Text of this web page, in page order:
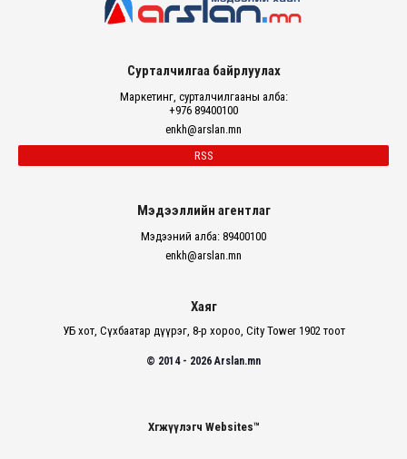
Сурталчилгаа байрлуулах
Маркетинг, сурталчилгааны алба:
+976 89400100
enkh@arslan.mn
RSS
Мэдээллийн агентлаг
Мэдээний алба: 89400100
enkh@arslan.mn
Хаяг
УБ хот, Сүхбаатар дүүрэг, 8-р хороо, City Tower 1902 тоот
© 2014 - 2026 Arslan.mn
Хөгжүүлэгч Websites™